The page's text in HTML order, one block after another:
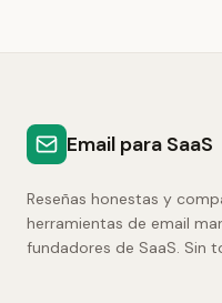
Email para SaaS
Reseñas honestas y
herramientas de email
fundadores de SaaS. Sin